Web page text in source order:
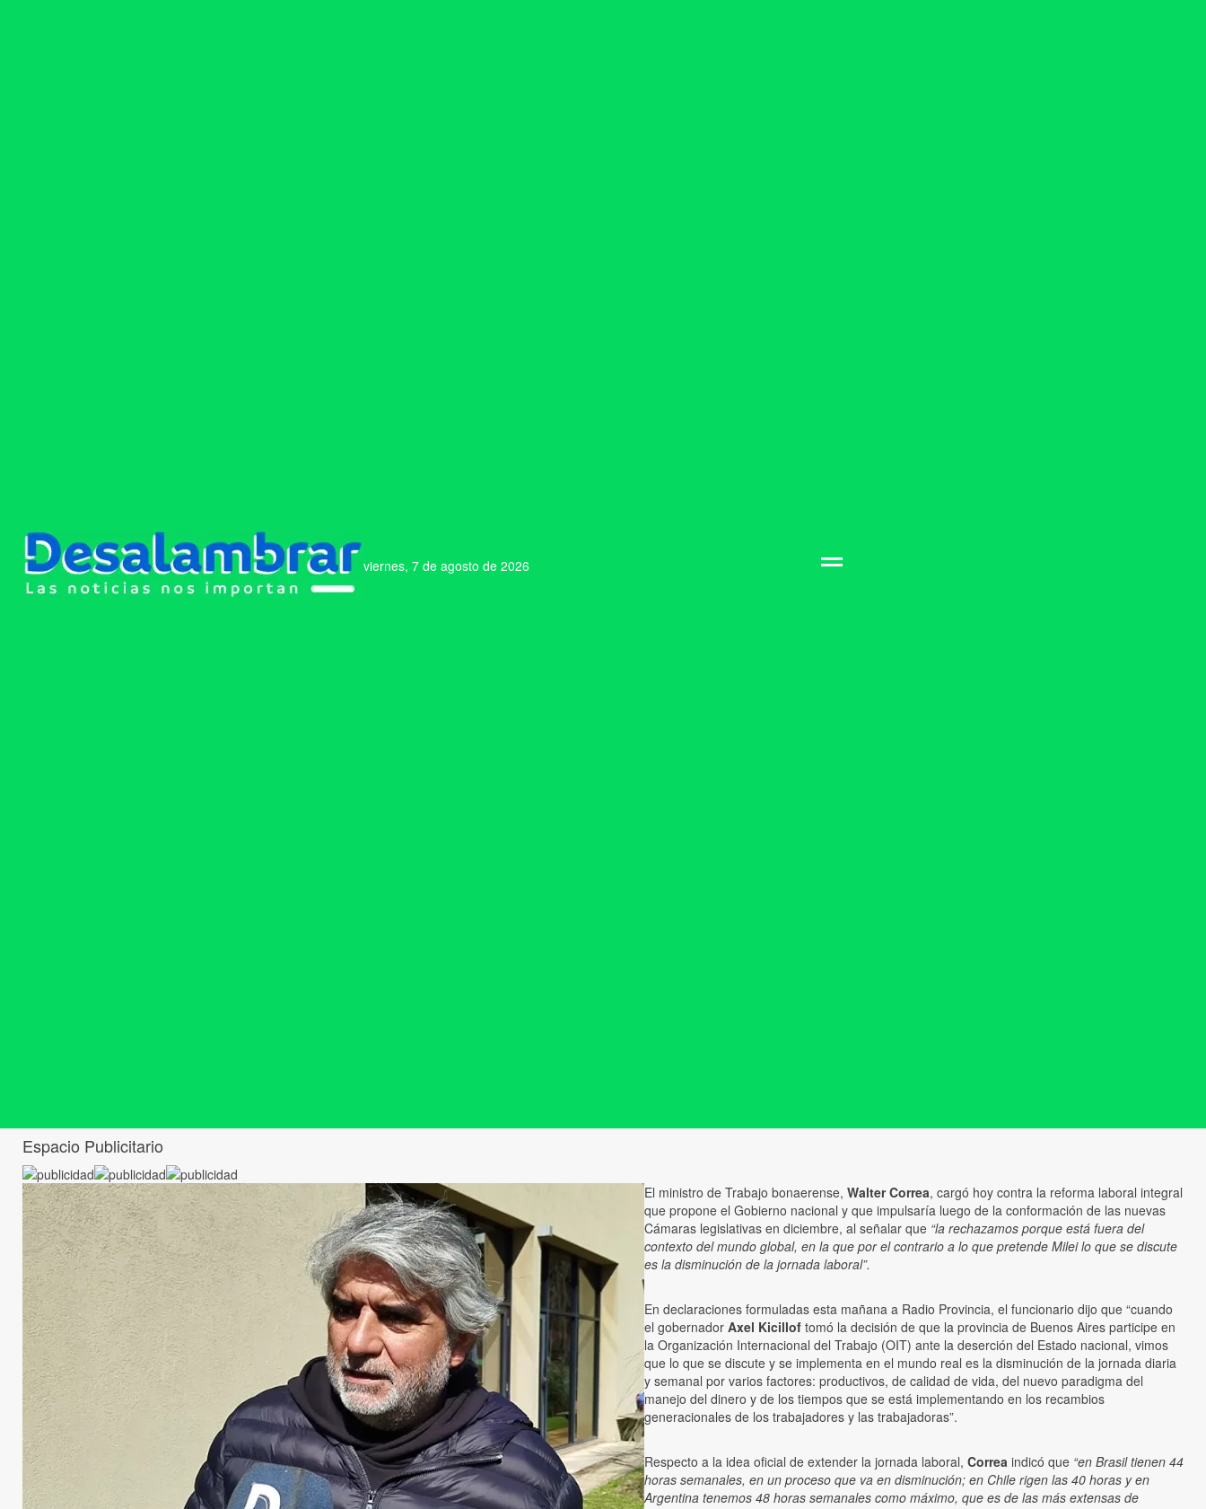
viernes, 7 de agosto de 2026
Espacio Publicitario
El ministro de Trabajo bonaerense, Walter Correa, cargó hoy contra la reforma laboral integral
que propone el Gobierno nacional y que impulsaría luego de la conformación de las nuevas
Cámaras legislativas en diciembre, al señalar que “la rechazamos porque está fuera del
contexto del mundo global, en la que por el contrario a lo que pretende Milei lo que se discute
es la disminución de la jornada laboral”.
En declaraciones formuladas esta mañana a Radio Provincia, el funcionario dijo que “cuando
el gobernador Axel Kicillof tomó la decisión de que la provincia de Buenos Aires participe en
la Organización Internacional del Trabajo (OIT) ante la deserción del Estado nacional, vimos
que lo que se discute y se implementa en el mundo real es la disminución de la jornada diaria
y semanal por varios factores: productivos, de calidad de vida, del nuevo paradigma del
manejo del dinero y de los tiempos que se está implementando en los recambios
generacionales de los trabajadores y las trabajadoras”.
Respecto a la idea oficial de extender la jornada laboral, Correa indicó que “en Brasil tienen 44
horas semanales, en un proceso que va en disminución; en Chile rigen las 40 horas y en
Argentina tenemos 48 horas semanales como máximo, que es de las más extensas de